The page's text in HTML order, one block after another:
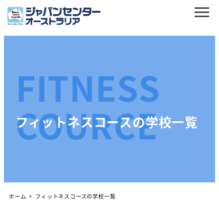
フィットネスコースの学校一覧
FITNESS
COURCE
ホーム フィットネスコースの学校一覧